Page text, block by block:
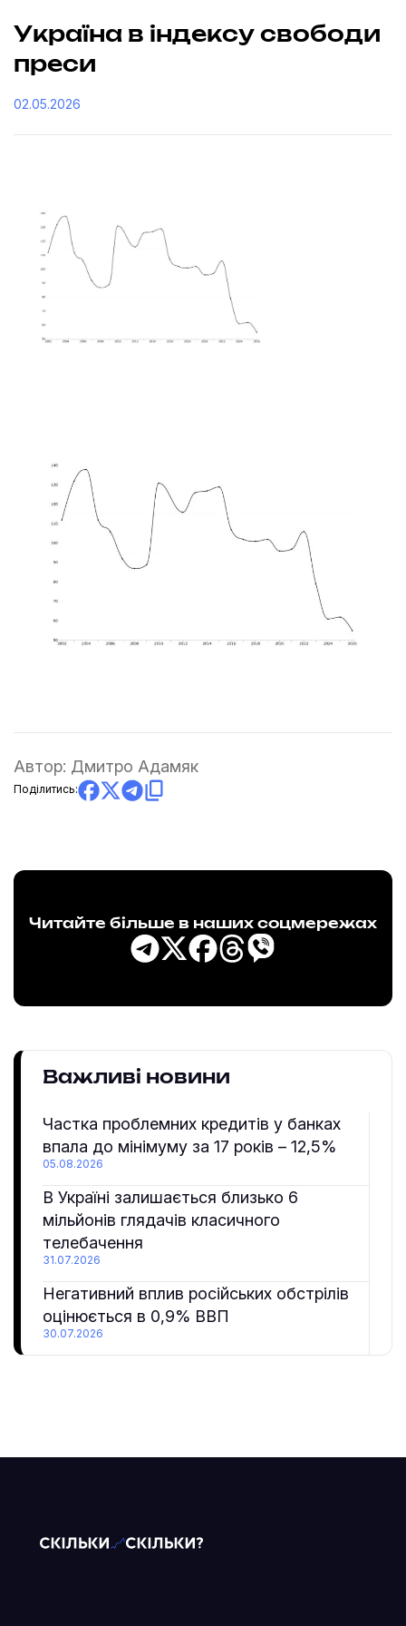
Україна в індексу свободи
преси
02.05.2026
Автор: Дмитро Адамяк
Поділитись:
Читайте більше в наших соцмережах
Важливі новини
Частка проблемних кредитів у банках
впала до мінімуму за 17 років – 12,5%
05.08.2026
В Україні залишається близько 6
мільйонів глядачів класичного
телебачення
31.07.2026
Негативний вплив російських обстрілів
оцінюється в 0,9% ВВП
30.07.2026